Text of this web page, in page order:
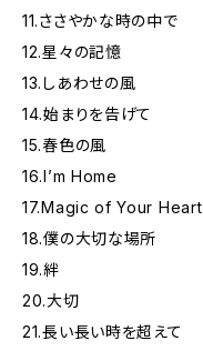
11.ささやかな時の中で
12.星々の記憶
13.しあわせの風
14.始まりを告げて
15.春色の風
16.I’m Home
17.Magic of Your Heart
18.僕の大切な場所
19.絆
20.大切
21.長い長い時を超えて